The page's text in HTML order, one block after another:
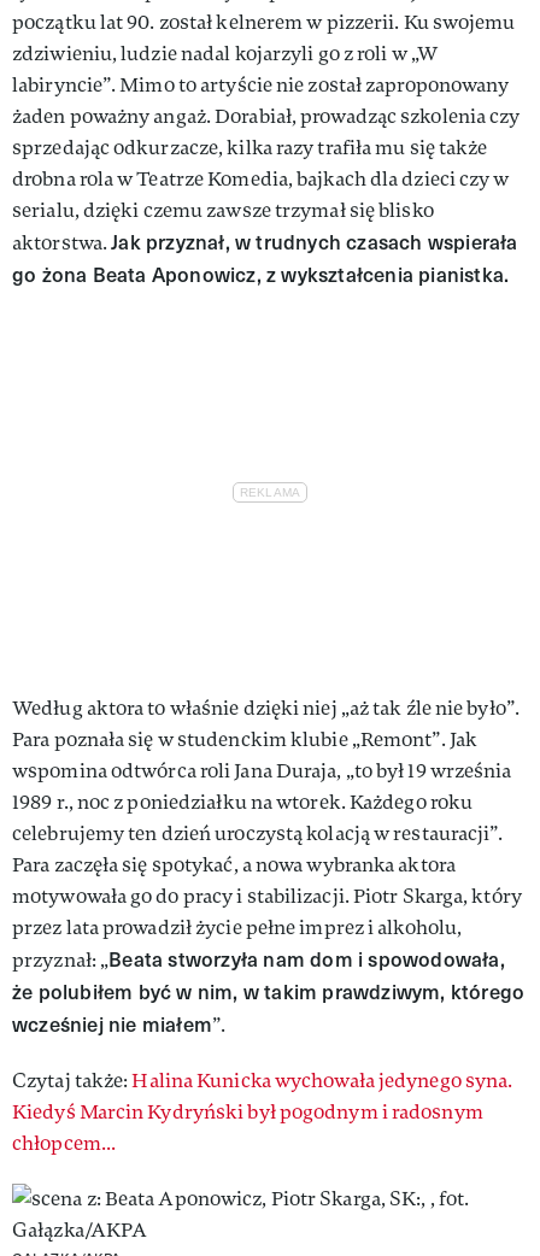
początku lat 90. został kelnerem w pizzerii. Ku swojemu
zdziwieniu, ludzie nadal kojarzyli go z roli w „W
labiryncie”. Mimo to artyście nie został zaproponowany
żaden poważny angaż. Dorabiał, prowadząc szkolenia czy
sprzedając odkurzacze, kilka razy trafiła mu się także
drobna rola w Teatrze Komedia, bajkach dla dzieci czy w
serialu, dzięki czemu zawsze trzymał się blisko
aktorstwa.Jak przyznał, w trudnych czasach wspierała
go żona Beata Aponowicz, z wykształcenia pianistka.
Według aktora to właśnie dzięki niej „aż tak źle nie było”.
Para poznała się w studenckim klubie „Remont”. Jak
wspomina odtwórca roli Jana Duraja, „to był 19 września
1989 r., noc z poniedziałku na wtorek. Każdego roku
celebrujemy ten dzień uroczystą kolacją w restauracji”.
Para zaczęła się spotykać, a nowa wybranka aktora
motywowała go do pracy i stabilizacji. Piotr Skarga, który
przez lata prowadził życie pełne imprez i alkoholu,
przyznał: „Beata stworzyła nam dom i spowodowała,
że polubiłem być w nim, w takim prawdziwym, którego
wcześniej nie miałem”.
Czytaj także:Halina Kunicka wychowała jedynego syna.
Kiedyś Marcin Kydryński był pogodnym i radosnym
chłopcem...